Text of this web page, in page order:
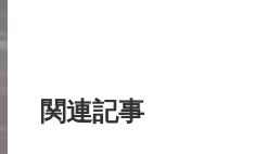
関連記事